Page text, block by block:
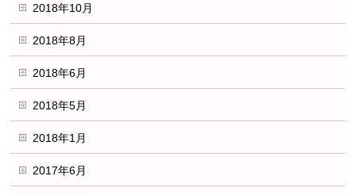
2018年10月
2018年8月
2018年6月
2018年5月
2018年1月
2017年6月